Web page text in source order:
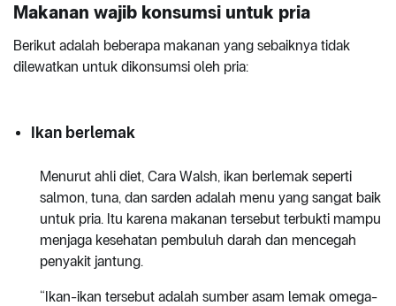
Makanan wajib konsumsi untuk pria
Berikut adalah beberapa makanan yang sebaiknya tidak
dilewatkan untuk dikonsumsi oleh pria:
Ikan berlemak
Menurut ahli diet, Cara Walsh, ikan berlemak seperti
salmon, tuna, dan sarden adalah menu yang sangat baik
untuk pria. Itu karena makanan tersebut terbukti mampu
menjaga kesehatan pembuluh darah dan mencegah
penyakit jantung.
“Ikan-ikan tersebut adalah sumber asam lemak omega-